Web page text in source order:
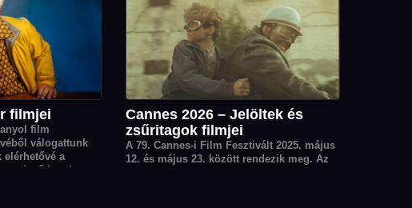
filmjei
film
válogattunk
elérhetővé a
rendező korai
Cannes 2026 – Jelöltek és
zsűritagok filmjei
A 79. Cannes-i Film Fesztivált 2025. május
12. és május 23. között rendezik meg. Az